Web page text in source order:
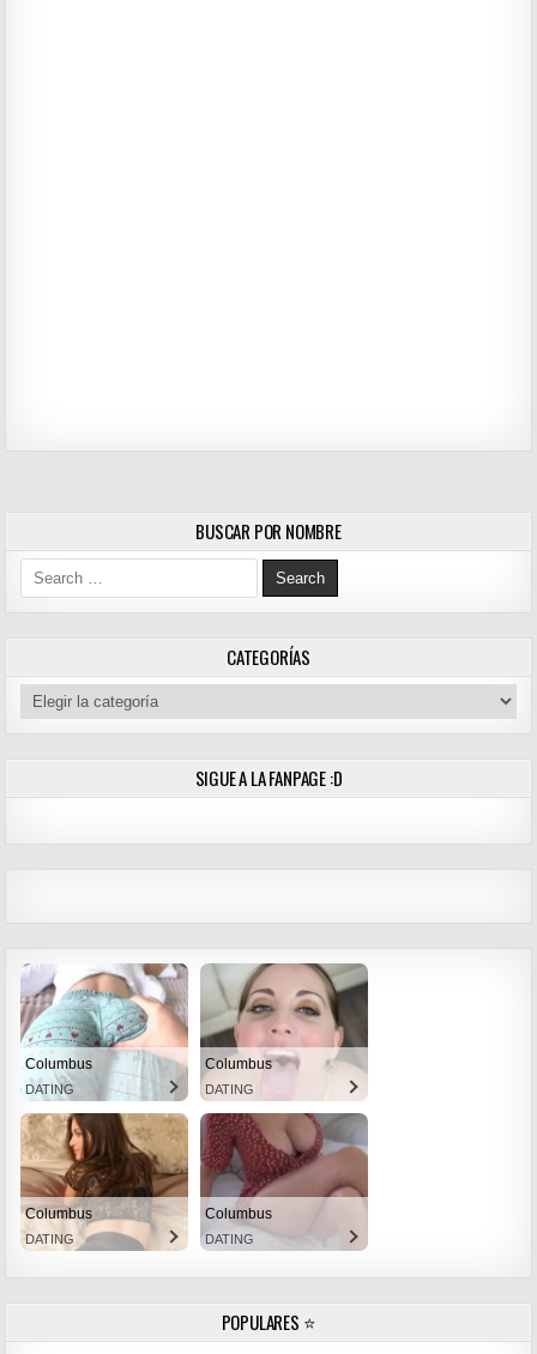
BUSCAR POR NOMBRE
Search for:
CATEGORÍAS
Categorías
SIGUE A LA FANPAGE :D
Columbus
DATING
Columbus
DATING
Columbus
DATING
Columbus
DATING
POPULARES ⭐